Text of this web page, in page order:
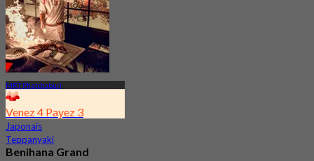
MRT Phetchaburi
Venez 4 Payez 3
Japonais
Teppanyaki
Benihana Grand